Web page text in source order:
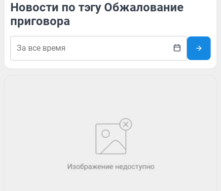
Новости по тэгу Обжалование
приговора